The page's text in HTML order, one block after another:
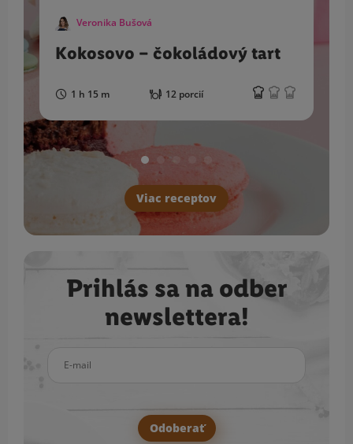
Veronika Bušová
Kokosovo – čokoládový tart
1 h 15 m 12 porcií
Viac receptov
Prihlás sa na odber
newslettera!
Odoberať